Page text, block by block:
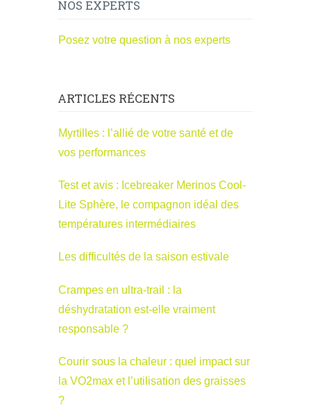
NOS EXPERTS
Posez votre question à nos experts
ARTICLES RÉCENTS
Myrtilles : l’allié de votre santé et de
vos performances
Test et avis : Icebreaker Merinos Cool-
Lite Sphère, le compagnon idéal des
températures intermédiaires
Les difficultés de la saison estivale
Crampes en ultra-trail : la
déshydratation est-elle vraiment
responsable ?
Courir sous la chaleur : quel impact sur
la VO2max et l’utilisation des graisses
?